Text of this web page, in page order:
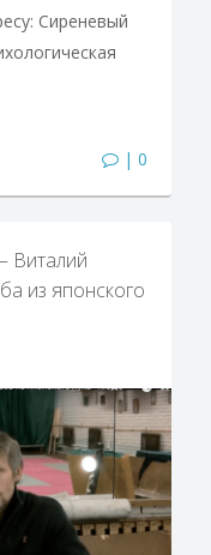
Сиреневый
| 0
Виталий
из японского